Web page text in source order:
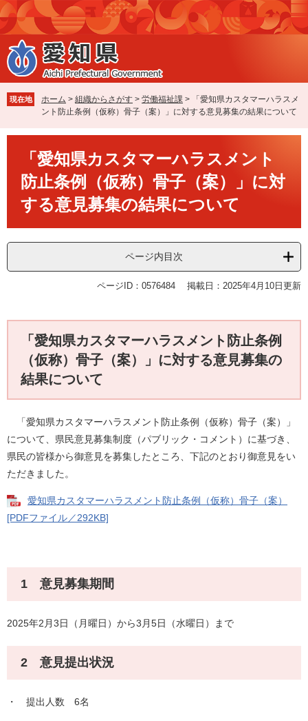
ペ
ー
ジ
の
先
で
す
メ
ニ
ュ
ー
を
ば
し
本
現在地 ホーム > 組織からさがす > 労働福祉課 >
「愛知県カスタマーハラスメ
ント防止条例（仮称）骨子（案）」に対する意見募集の結果について
「愛知県カスタマーハラスメント
防止条例（仮称）骨子（案）」に対
する意見募集の結果について
ページ内目次
ページID：0576484 掲載日：2025年4月10日更新
「愛知県カスタマーハラスメント防止条例
（仮称）骨子（案）」に対する意見募集の
結果について
「愛知県カスタマーハラスメント防止条例（仮称）骨子（案）」
について、県民意見募集制度（パブリック・コメント）に基づき、
県民の皆様から御意見を募集したところ、下記のとおり御意見をい
ただきました。
愛知県カスタマーハラスメント防止条例（仮称）骨子（案）
[PDFファイル／292KB]
1 意見募集期間
2025年2月3日（月曜日）から3月5日（水曜日）まで
2 意見提出状況
・ 提出人数 6名